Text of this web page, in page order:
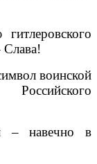
Слава!
воинской
– навечно в